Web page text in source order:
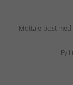
Motta e-post